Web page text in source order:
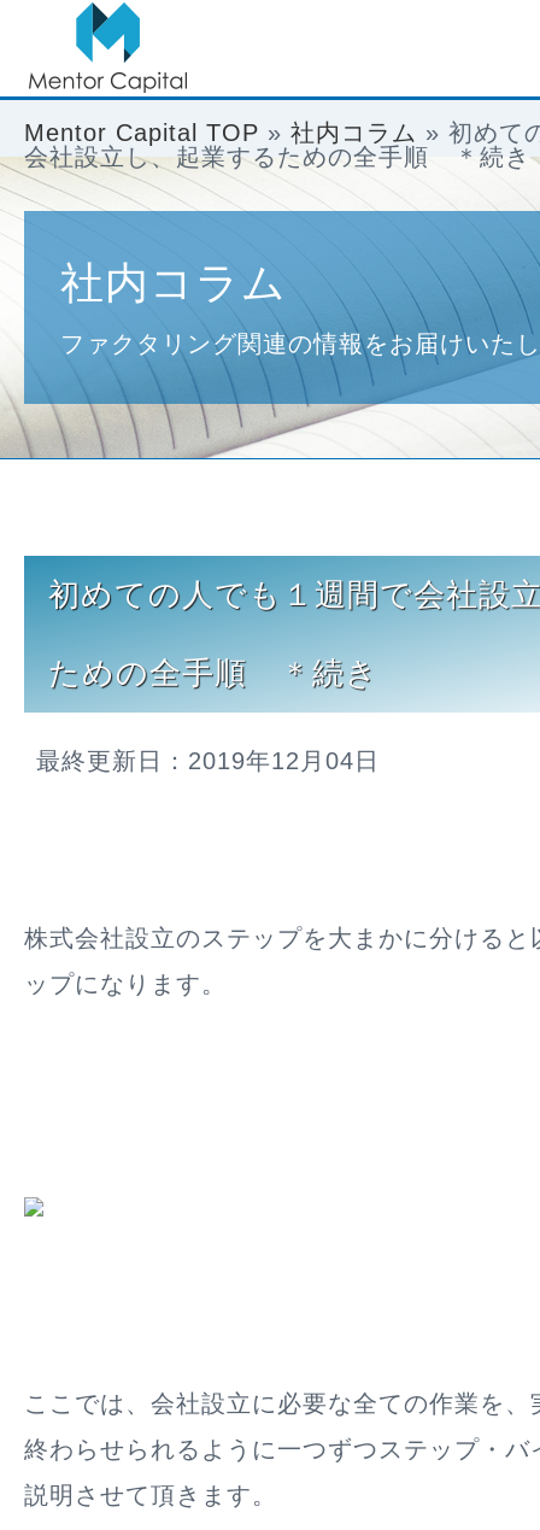
Mentor Capital TOP » 社内コラム » 初めて
会社設立し、起業するための全手順 ＊続き
社内コラム
ファクタリング関連の情報をお届けいた
初めての人でも１週間で会社設
ための全手順 ＊続き
最終更新日：2019年12月04日
株式会社設立のステップを大まかに分けると
ップになります。
ここでは、会社設立に必要な全ての作業を
終わらせられるように一つずつステップ・バ
説明させて頂きます。